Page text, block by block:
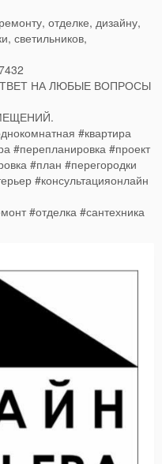
отделке, дизайну,
светильников,
НА ЛЮБЫЕ ВОПРОСЫ
#квартира
#перепланировка #проект
#план #перегородки
#консультацияонлайн
#отделка #сантехника